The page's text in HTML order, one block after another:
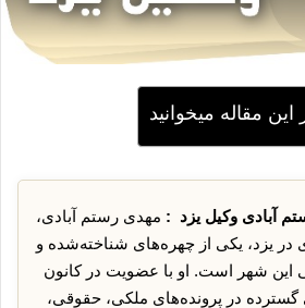
مقاله میخوانید
آبادی وکیل یزد : مهدی رستم آبادی،
در یزد، یکی از چهره‌های شناخته‌شده و
این شهر است. او با عضویت در کانون
گسترده در پرونده‌های ملکی، حقوقی،